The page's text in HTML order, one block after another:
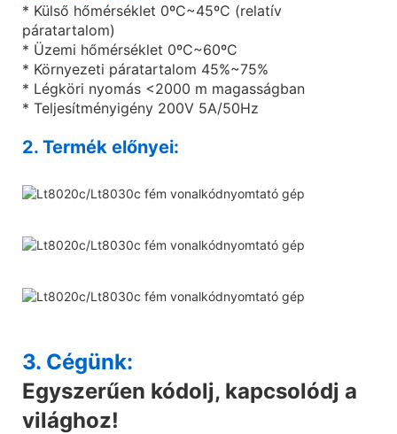
* Külső hőmérséklet 0ºC~45ºC (relatív
páratartalom)
* Üzemi hőmérséklet 0ºC~60ºC
* Környezeti páratartalom 45%~75%
* Légköri nyomás <2000 m magasságban
* Teljesítményigény 200V 5A/50Hz
2. Termék előnyei:
3. Cégünk:
Egyszerűen kódolj, kapcsolódj a
világhoz!